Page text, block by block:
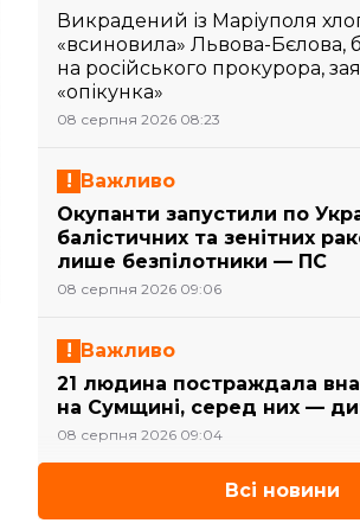
Викрадений із Маріуполя
«всиновила» Львова-Бєлова,
на російського прокурора,
«опікунка»
08 серпня 2026 08:23
Важливо
Окупанти запустили по
балістичних та зенітних
лише безпілотники — ПС
08 серпня 2026 09:06
Важливо
21 людина постраждала
на Сумщині, серед них —
08 серпня 2026 09:04
Всі новини